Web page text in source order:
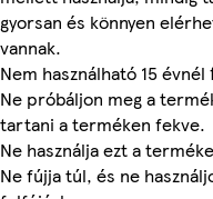
gyorsan és könnyen
vannak.
Nem használható 15
Ne próbáljon meg a
tartani a terméken fekve.
Ne használja ezt a
Ne fújja túl, és ne